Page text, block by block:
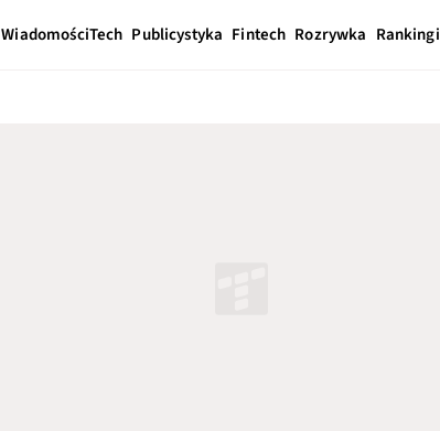
WiadomościTech Publicystyka Fintech Rozrywka Rankingi